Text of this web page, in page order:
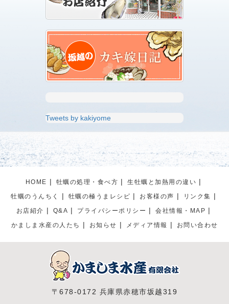
Tweets by kakiyome
HOME 牡蠣の処理・食べ方
生牡蠣と加熱用の違い
牡蠣のうんちく
牡蠣の極うまレシピ お客様の声
リンク集
お店紹介
Q&A プライパシーポリシー
会社情報・MAP
かましま水産の人たち
お知らせ メディア情報 お問い合わせ
〒678-0172 兵庫県赤穂市坂越319